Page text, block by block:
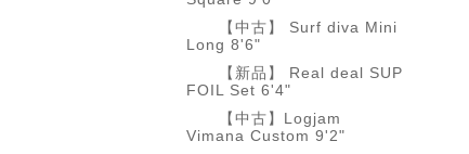
【中古】 Surf diva Mini
Long 8'6"
【新品】 Real deal SUP
FOIL Set 6'4"
【中古】Logjam
Vimana Custom 9'2"